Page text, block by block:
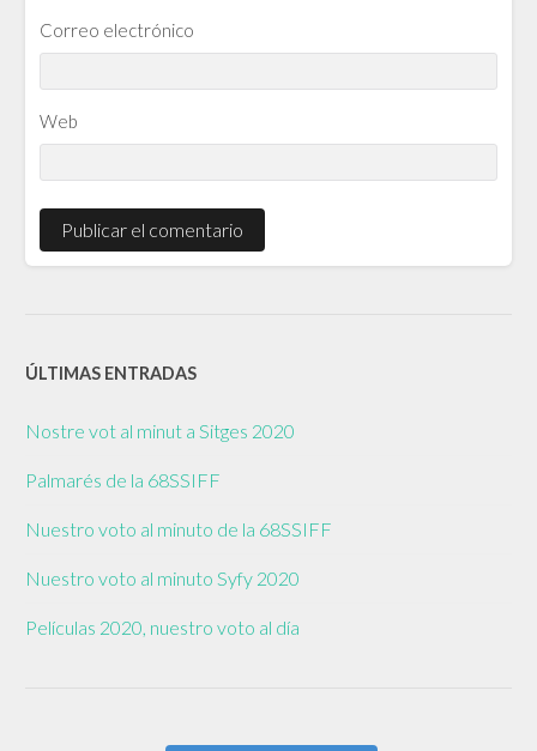
Correo electrónico
Web
ÚLTIMAS ENTRADAS
Nostre vot al minut a Sitges 2020
Palmarés de la 68SSIFF
Nuestro voto al minuto de la 68SSIFF
Nuestro voto al minuto Syfy 2020
Películas 2020, nuestro voto al día